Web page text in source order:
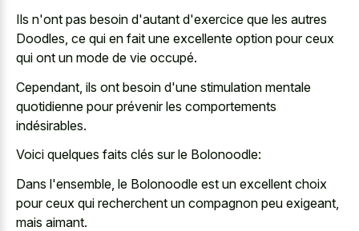
Ils n'ont pas besoin d'autant d'exercice que les autres
Doodles, ce qui en fait une excellente option pour ceux
qui ont un mode de vie occupé.
Cependant, ils ont besoin d'une stimulation mentale
quotidienne pour prévenir les comportements
indésirables.
Voici quelques faits clés sur le Bolonoodle:
Dans l'ensemble, le Bolonoodle est un excellent choix
pour ceux qui recherchent un compagnon peu exigeant,
mais aimant.